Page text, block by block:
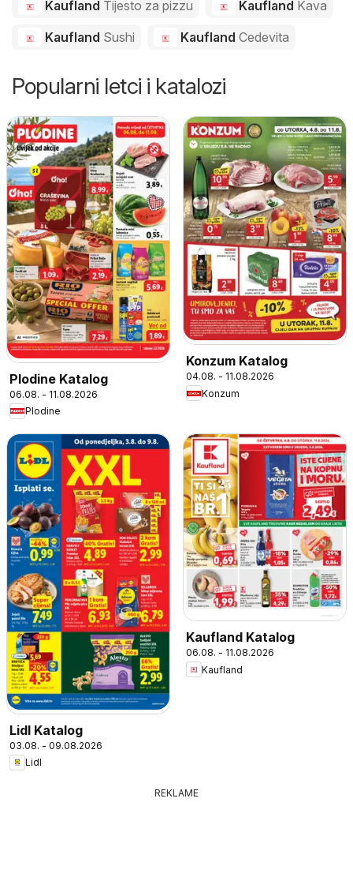
Kaufland Tijesto za pizzu Kaufland Kava
Kaufland Sushi Kaufland Cedevita
Popularni letci i katalozi
Plodine Katalog
06.08. - 11.08.2026
Plodine
Konzum Katalog
04.08. - 11.08.2026
Konzum
Lidl Katalog
03.08. - 09.08.2026
Lidl
Kaufland Katalog
06.08. - 11.08.2026
Kaufland
REKLAME